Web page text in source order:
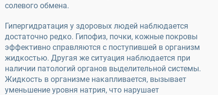
солевого обмена.
Гипергидратация у здоровых людей наблюдается
достаточно редко. Гипофиз, почки, кожные покровы
эффективно справляются с поступившей в организм
жидкостью. Другая же ситуация наблюдается при
наличии патологий органов выделительной системы.
Жидкость в организме накапливается, вызывает
уменьшение уровня натрия, что нарушает